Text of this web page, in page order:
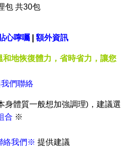
包 共30包
心嚀囑 額外資訊
地恢復體力，省時省力，讓您
們聯絡
身體質一般想加強調理)， 建議選
合 ※
絡我們※ 提供建議